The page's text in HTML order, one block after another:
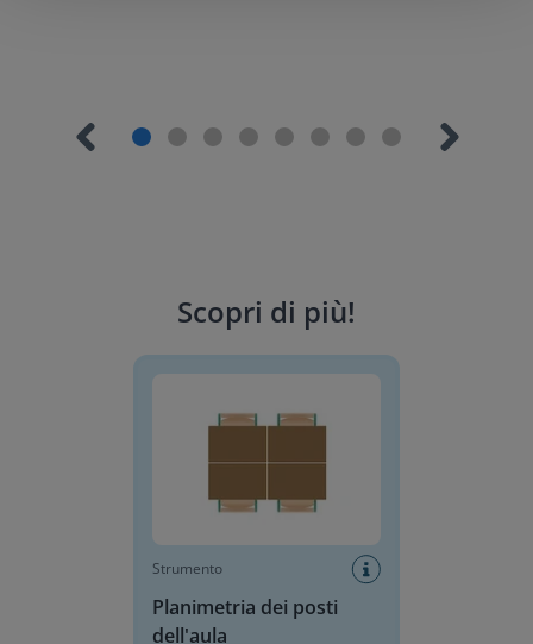
Scopri di più!
Strumento
Planimetria dei posti
dell'aula